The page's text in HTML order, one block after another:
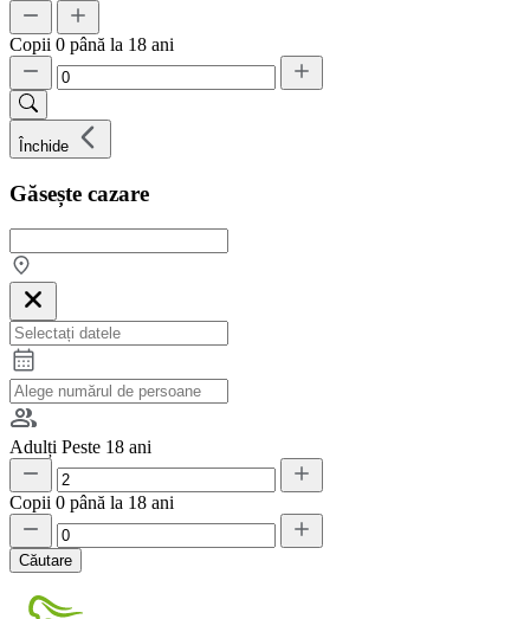
Copii 0 până la 18 ani
Închide
Găsește cazare
Adulți Peste 18 ani
Copii 0 până la 18 ani
Căutare